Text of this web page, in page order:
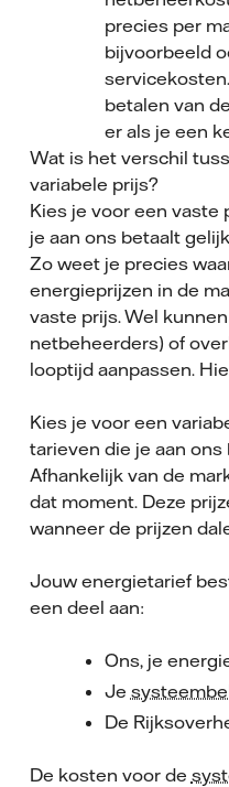
precies per
bijvoorbeeld
betalen van
er als je een
Wat is het verschil
variabele prijs?
Kies je voor een vaste
je aan ons betaalt
Zo weet je precies
energieprijzen in de
vaste prijs. Wel
netbeheerders) of
looptijd aanpassen.
Kies je voor een
tarieven die je aan
Afhankelijk van de
dat moment. Deze
wanneer de prijzen
Jouw energietarief
een deel aan:
Ons, je
Je
De
De kosten voor de